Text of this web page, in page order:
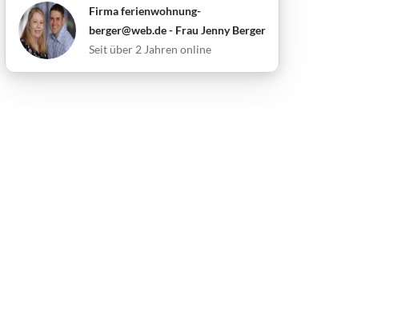
Firma ferienwohnung-
berger@web.de - Frau Jenny Berger
Seit über 2 Jahren online